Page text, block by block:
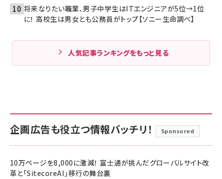
将来なりたい職業、男子中学生はITエンジニアが5位→1位
に！ 高校生は男女とも公務員がトップ【ソニー生命調べ】
人気記事ランキングをもっと見る
企画広告も役立つ情報バッチリ！ Sponsored
10万ページを8,000に激減！ 富士通が挑んだグローバルサイト改
革と「SitecoreAI」移行の舞台裏